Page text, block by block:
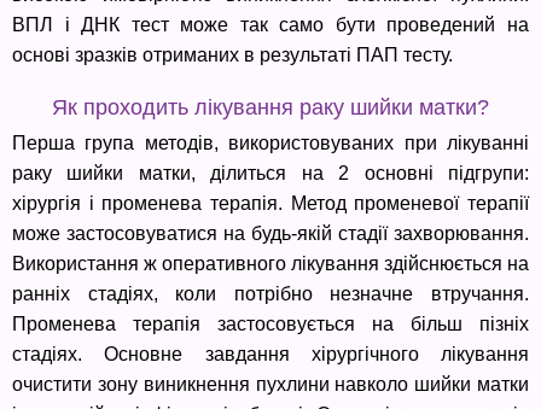
ВПЛ і ДНК тест може так само бути проведений на
основі зразків отриманих в результаті ПАП тесту.
Як проходить лікування раку шийки матки?
Перша група методів, використовуваних при лікуванні
раку шийки матки, ділиться на 2 основні підгрупи:
хірургія і променева терапія. Метод променевої терапії
може застосовуватися на будь-якій стадії захворювання.
Використання ж оперативного лікування здійснюється на
ранніх стадіях, коли потрібно незначне втручання.
Променева терапія застосовується на більш пізніх
стадіях. Основне завдання хірургічного лікування
очистити зону виникнення пухлини навколо шийки матки